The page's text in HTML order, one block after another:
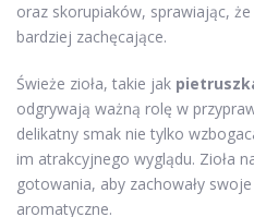
oraz skorupiaków, sprawiając,
bardziej zachęcające.
Świeże zioła, takie jak
odgrywają ważną rolę w
delikatny smak nie tylko
im atrakcyjnego wyglądu. Zioła
gotowania, aby zachowały
aromatyczne.